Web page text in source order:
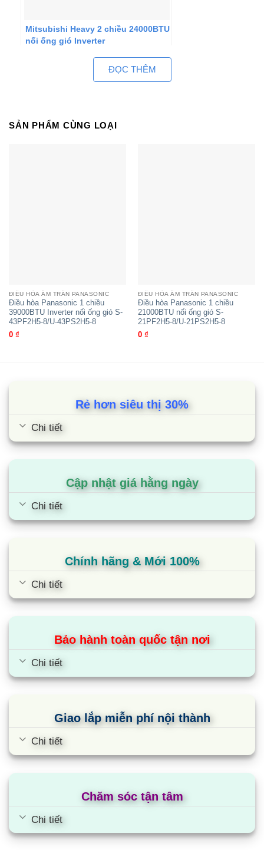
Mitsubishi Heavy 2 chiều 24000BTU
nối ống gió Inverter
Mitsubishi Heavy 1 chiều 48000BTU
nối ống gió FDUM140CSV-
Mitsubishi Heavy 2 chiều 34000BTU
nối ống gió Inverter
FDUM100VF2/FDC90VNP1
ĐỌC THÊM
SẢN PHẨM CÙNG LOẠI
ĐIỀU HÒA ÂM TRẦN PANASONIC
Điều hòa Panasonic 1 chiều
39000BTU Inverter nối ống gió S-
43PF2H5-8/U-43PS2H5-8
0 ₫
ĐIỀU HÒA ÂM TRẦN PANASONIC
Điều hòa Panasonic 1 chiều
21000BTU nối ống gió S-
21PF2H5-8/U-21PS2H5-8
0 ₫
Rẻ hơn siêu thị 30%
Chi tiết
Cập nhật giá hằng ngày
Chi tiết
Chính hãng & Mới 100%
Chi tiết
Bảo hành toàn quốc tận nơi
Chi tiết
Giao lắp miễn phí nội thành
Chi tiết
Chăm sóc tận tâm
Chi tiết